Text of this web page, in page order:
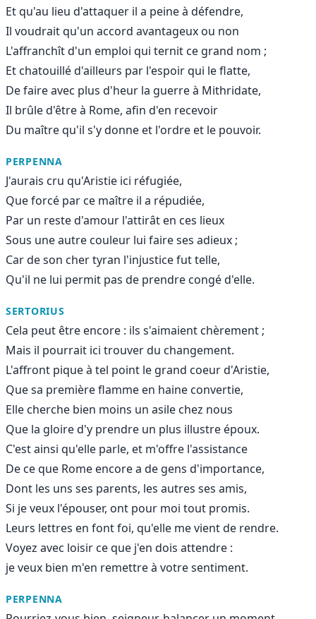
Et qu'au lieu d'attaquer il a peine à défendre,
Il voudrait qu'un accord avantageux ou non
L'affranchît d'un emploi qui ternit ce grand nom ;
Et chatouillé d'ailleurs par l'espoir qui le flatte,
De faire avec plus d'heur la guerre à Mithridate,
Il brûle d'être à Rome, afin d'en recevoir
Du maître qu'il s'y donne et l'ordre et le pouvoir.
PERPENNA
J'aurais cru qu'Aristie ici réfugiée,
Que forcé par ce maître il a répudiée,
Par un reste d'amour l'attirât en ces lieux
Sous une autre couleur lui faire ses adieux ;
Car de son cher tyran l'injustice fut telle,
Qu'il ne lui permit pas de prendre congé d'elle.
SERTORIUS
Cela peut être encore : ils s'aimaient chèrement ;
Mais il pourrait ici trouver du changement.
L'affront pique à tel point le grand coeur d'Aristie,
Que sa première flamme en haine convertie,
Elle cherche bien moins un asile chez nous
Que la gloire d'y prendre un plus illustre époux.
C'est ainsi qu'elle parle, et m'offre l'assistance
De ce que Rome encore a de gens d'importance,
Dont les uns ses parents, les autres ses amis,
Si je veux l'épouser, ont pour moi tout promis.
Leurs lettres en font foi, qu'elle me vient de rendre.
Voyez avec loisir ce que j'en dois attendre :
je veux bien m'en remettre à votre sentiment.
PERPENNA